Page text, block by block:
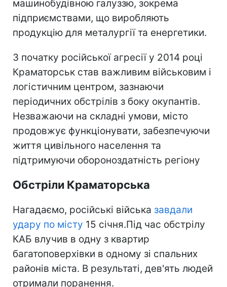
машинобудівною галуззю, зокрема
підприємствами, що виробляють
продукцію для металургії та енергетики.
З початку російської агресії у 2014 році
Краматорськ став важливим військовим і
логістичним центром, зазнаючи
періодичних обстрілів з боку окупантів.
Незважаючи на складні умови, місто
продовжує функціонувати, забезпечуючи
життя цивільного населення та
підтримуючи обороноздатність регіону
Обстріли Краматорська
Нагадаємо, російські війська завдали
удару по місту 15 січня.Під час обстрілу
КАБ влучив в одну з квартир
багатоповерхівки в одному зі спальних
районів міста. В результаті, дев'ять людей
отримали поранення.